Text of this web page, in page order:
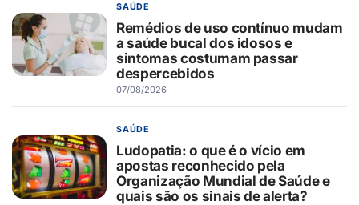
SAÚDE
Remédios de uso contínuo mudam
a saúde bucal dos idosos e
sintomas costumam passar
despercebidos
07/08/2026
SAÚDE
Ludopatia: o que é o vício em
apostas reconhecido pela
Organização Mundial de Saúde e
quais são os sinais de alerta?